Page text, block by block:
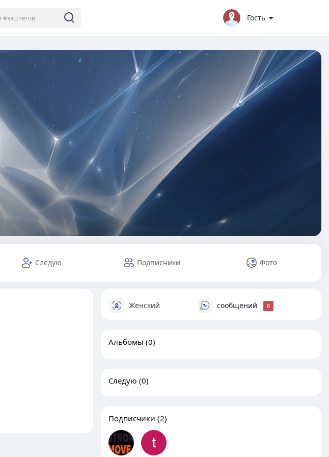
Гость
Следую Подписчики Фото
Женский сообщений 0
Альбомы (0)
Следую (0)
Подписчики (2)